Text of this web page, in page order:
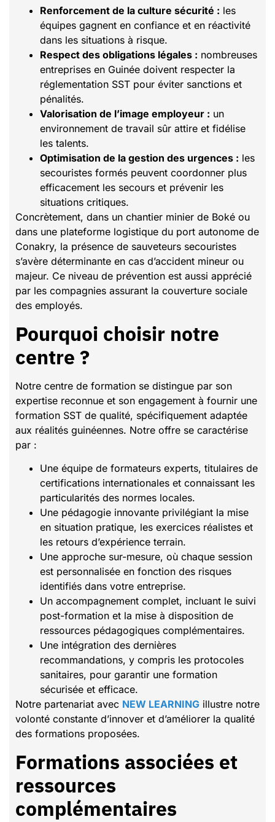
Renforcement de la culture sécurité : les
équipes gagnent en confiance et en réactivité
dans les situations à risque.
Respect des obligations légales : nombreuses
entreprises en Guinée doivent respecter la
réglementation SST pour éviter sanctions et
pénalités.
Valorisation de l’image employeur : un
environnement de travail sûr attire et fidélise
les talents.
Optimisation de la gestion des urgences : les
secouristes formés peuvent coordonner plus
efficacement les secours et prévenir les
situations critiques.
Concrètement, dans un chantier minier de Boké ou
dans une plateforme logistique du port autonome de
Conakry, la présence de sauveteurs secouristes
s’avère déterminante en cas d’accident mineur ou
majeur. Ce niveau de prévention est aussi apprécié
par les compagnies assurant la couverture sociale
des employés.
Pourquoi choisir notre
centre ?
Notre centre de formation se distingue par son
expertise reconnue et son engagement à fournir une
formation SST de qualité, spécifiquement adaptée
aux réalités guinéennes. Notre offre se caractérise
par :
Une équipe de formateurs experts, titulaires de
certifications internationales et connaissant les
particularités des normes locales.
Une pédagogie innovante privilégiant la mise
en situation pratique, les exercices réalistes et
les retours d’expérience terrain.
Une approche sur-mesure, où chaque session
est personnalisée en fonction des risques
identifiés dans votre entreprise.
Un accompagnement complet, incluant le suivi
post-formation et la mise à disposition de
ressources pédagogiques complémentaires.
Une intégration des dernières
recommandations, y compris les protocoles
sanitaires, pour garantir une formation
sécurisée et efficace.
Notre partenariat avec NEW LEARNING illustre notre
volonté constante d’innover et d’améliorer la qualité
des formations proposées.
Formations associées et
ressources
complémentaires